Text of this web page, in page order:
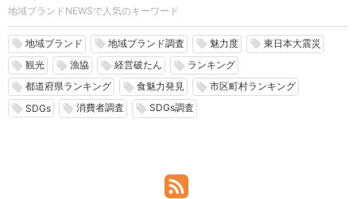
地域ブランドNEWSで人気のキーワード
local_offer 地域ブランド local_offer 地域ブランド調査 local_offer 魅力度 local_offer 東日本大震災
local_offer 観光 local_offer 漁協 local_offer 経営破たん local_offer ランキング
local_offer 都道府県ランキング local_offer 食魅力発見 local_offer 市区町村ランキング
local_offer SDGs local_offer 消費者調査 local_offer SDGs調査